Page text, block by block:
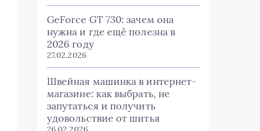
GeForce GT 730: зачем она
нужна и где ещё полезна в
2026 году
27.02.2026
Швейная машинка в интернет-
магазине: как выбрать, не
запутаться и получить
удовольствие от шитья
26.02.2026